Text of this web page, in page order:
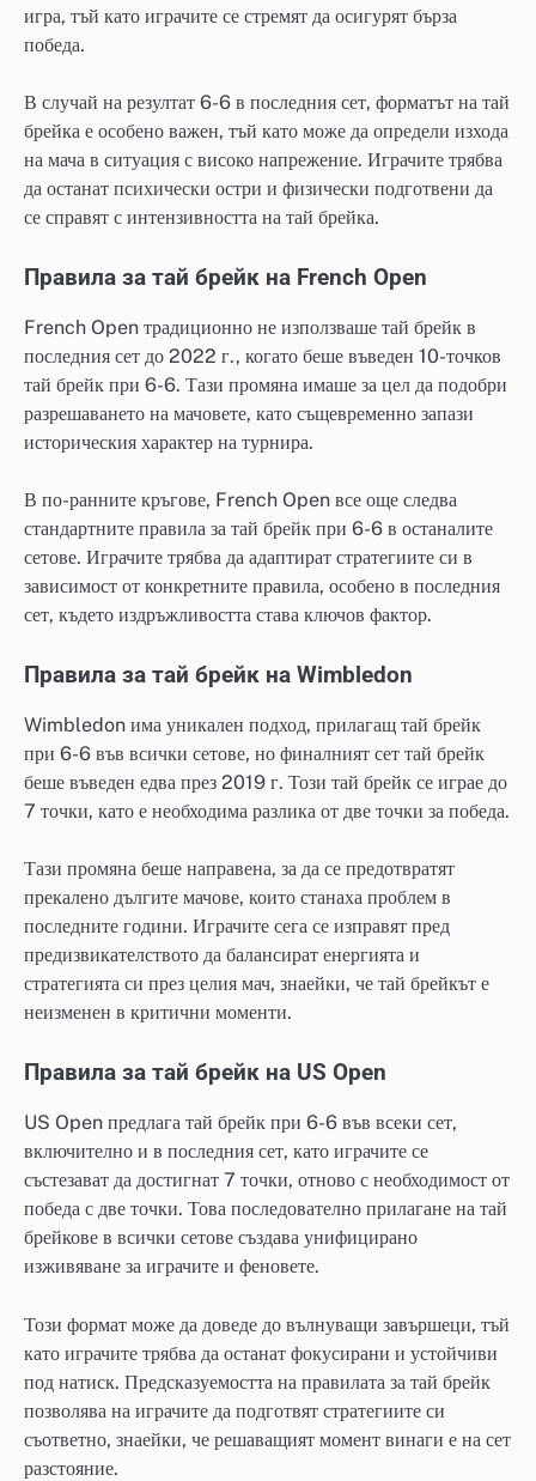
игра, тъй като играчите се стремят да осигурят бърза
победа.
В случай на резултат 6-6 в последния сет, форматът на тай
брейка е особено важен, тъй като може да определи изхода
на мача в ситуация с високо напрежение. Играчите трябва
да останат психически остри и физически подготвени да
се справят с интензивността на тай брейка.
Правила за тай брейк на French Open
French Open традиционно не използваше тай брейк в
последния сет до 2022 г., когато беше въведен 10-точков
тай брейк при 6-6. Тази промяна имаше за цел да подобри
разрешаването на мачовете, като същевременно запази
историческия характер на турнира.
В по-ранните кръгове, French Open все още следва
стандартните правила за тай брейк при 6-6 в останалите
сетове. Играчите трябва да адаптират стратегиите си в
зависимост от конкретните правила, особено в последния
сет, където издръжливостта става ключов фактор.
Правила за тай брейк на Wimbledon
Wimbledon има уникален подход, прилагащ тай брейк
при 6-6 във всички сетове, но финалният сет тай брейк
беше въведен едва през 2019 г. Този тай брейк се играе до
7 точки, като е необходима разлика от две точки за победа.
Тази промяна беше направена, за да се предотвратят
прекалено дългите мачове, които станаха проблем в
последните години. Играчите сега се изправят пред
предизвикателството да балансират енергията и
стратегията си през целия мач, знаейки, че тай брейкът е
неизменен в критични моменти.
Правила за тай брейк на US Open
US Open предлага тай брейк при 6-6 във всеки сет,
включително и в последния сет, като играчите се
състезават да достигнат 7 точки, отново с необходимост от
победа с две точки. Това последователно прилагане на тай
брейкове в всички сетове създава унифицирано
изживяване за играчите и феновете.
Този формат може да доведе до вълнуващи завършеци, тъй
като играчите трябва да останат фокусирани и устойчиви
под натиск. Предсказуемостта на правилата за тай брейк
позволява на играчите да подготвят стратегиите си
съответно, знаейки, че решаващият момент винаги е на сет
разстояние.